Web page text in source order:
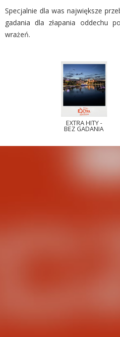
Specjalnie dla was największe
gadania dla złapania oddechu
wrażeń.
EXTRA HITY -
BEZ GADANIA